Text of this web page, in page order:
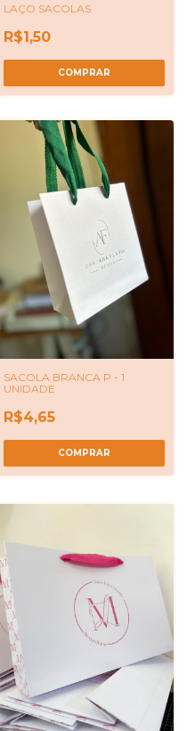
LAÇO SACOLAS
R$1,50
SACOLA BRANCA P - 1
UNIDADE
R$4,65
COMPRAR